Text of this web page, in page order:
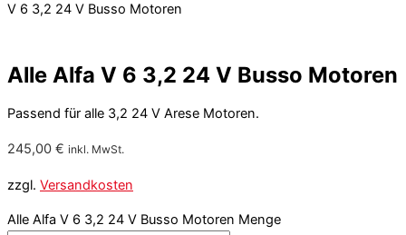
V 6 3,2 24 V Busso Motoren
Alle Alfa V 6 3,2 24 V Busso Motoren
Passend für alle 3,2 24 V Arese Motoren.
245,00 € inkl. MwSt.
zzgl. Versandkosten
Alle Alfa V 6 3,2 24 V Busso Motoren Menge